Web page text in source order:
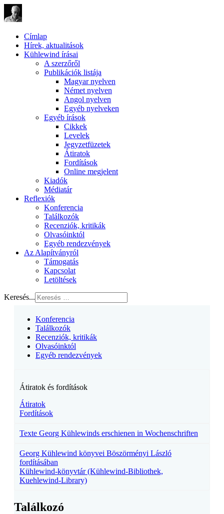
Címlap
Hírek, aktualitások
Kühlewind írásai
A szerzőről
Publikációk listája
Magyar nyelven
Német nyelven
Angol nyelven
Egyéb nyelveken
Egyéb írások
Cikkek
Levelek
Jegyzetfüzetek
Átiratok
Fordítások
Online megjelent
Kiadók
Médiatár
Reflexiók
Konferencia
Találkozók
Recenziók, kritikák
Olvasóinktól
Egyéb rendezvények
Az Alapítványról
Támogatás
Kapcsolat
Letöltések
Keresés...
Konferencia
Találkozók
Recenziók, kritikák
Olvasóinktól
Egyéb rendezvények
Átiratok és fordítások
Átiratok
Fordítások
Texte Georg Kühlewinds erschienen in Wochenschriften
Georg Kühlewind könyvei Böszörményi László
fordításában
Kühlewind-könyvtár (Kühlewind-Bibliothek,
Kuehlewind-Library)
Találkozó